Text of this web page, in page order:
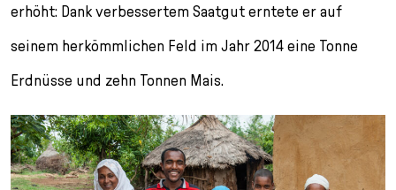
erhöht: Dank verbessertem Saatgut erntete er auf
seinem herkömmlichen Feld im Jahr 2014 eine Tonne
Erdnüsse und zehn Tonnen Mais.